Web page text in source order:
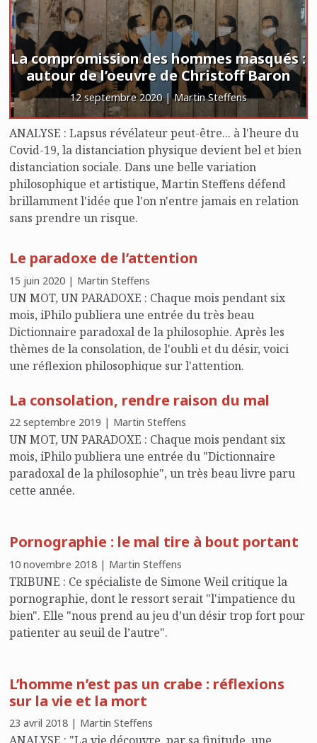
La compromission des hommes masqués :
autour de l’oeuvre de Christoff Baron
12 septembre 2020 | Martin Steffens
ANALYSE : Lapsus révélateur peut-être... à l'heure du
Covid-19, la distanciation physique devient bel et bien
distanciation sociale. Dans une belle variation
philosophique et artistique, Martin Steffens défend
brillamment l'idée que l'on n'entre jamais en relation
sans prendre un risque.
Le paradoxe de l’attention
15 juin 2020 | Martin Steffens
UN MOT, UN PARADOXE : Chaque mois pendant six
mois, iPhilo publiera une entrée du très beau
Dictionnaire paradoxal de la philosophie. Après les
thèmes de la consolation, de l'oubli et du désir, voici
une réflexion philosophique sur l'attention.
La consolation, rendre raison du mal
22 septembre 2019 | Martin Steffens
UN MOT, UN PARADOXE : Chaque mois pendant six
mois, iPhilo publiera une entrée du "Dictionnaire
paradoxal de la philosophie", un très beau livre paru
cette année.
Pornographie : le mal tire à bout portant
10 novembre 2018 | Martin Steffens
TRIBUNE : Ce spécialiste de Simone Weil critique la
pornographie, dont le ressort serait "l'impatience du
bien". Elle "nous prend au jeu d’un désir trop fort pour
patienter au seuil de l’autre".
L’homme n’est pas un crabe : réflexions
sur la vie et la mort
23 avril 2018 | Martin Steffens